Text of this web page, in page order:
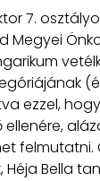
7.
Megyei
ezzel,
ellenére,
felmutatni.
Héja Bella